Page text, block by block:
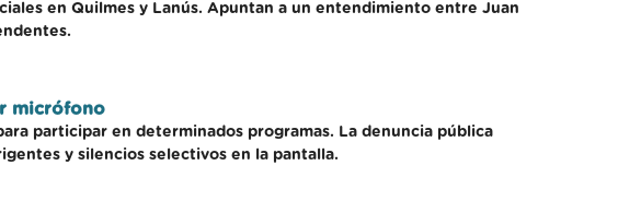
en Quilmes y Lanús. Apuntan a un entendimiento entre Juan
micrófono
participar en determinados programas. La denuncia pública
y silencios selectivos en la pantalla.